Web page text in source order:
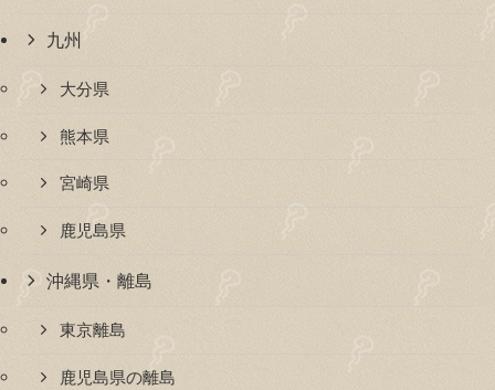
九州
大分県
熊本県
宮崎県
鹿児島県
沖縄県・離島
東京離島
鹿児島県の離島